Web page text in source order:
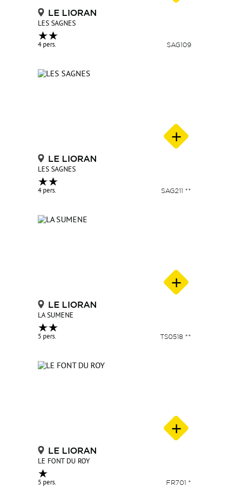
LE LIORAN
LES SAGNES
4 pers. SAG109
LE LIORAN
LES SAGNES
4 pers. SAG211 **
LE LIORAN
LA SUMENE
5 pers. TS0518 **
LE LIORAN
LE FONT DU ROY
5 pers. FR701 *